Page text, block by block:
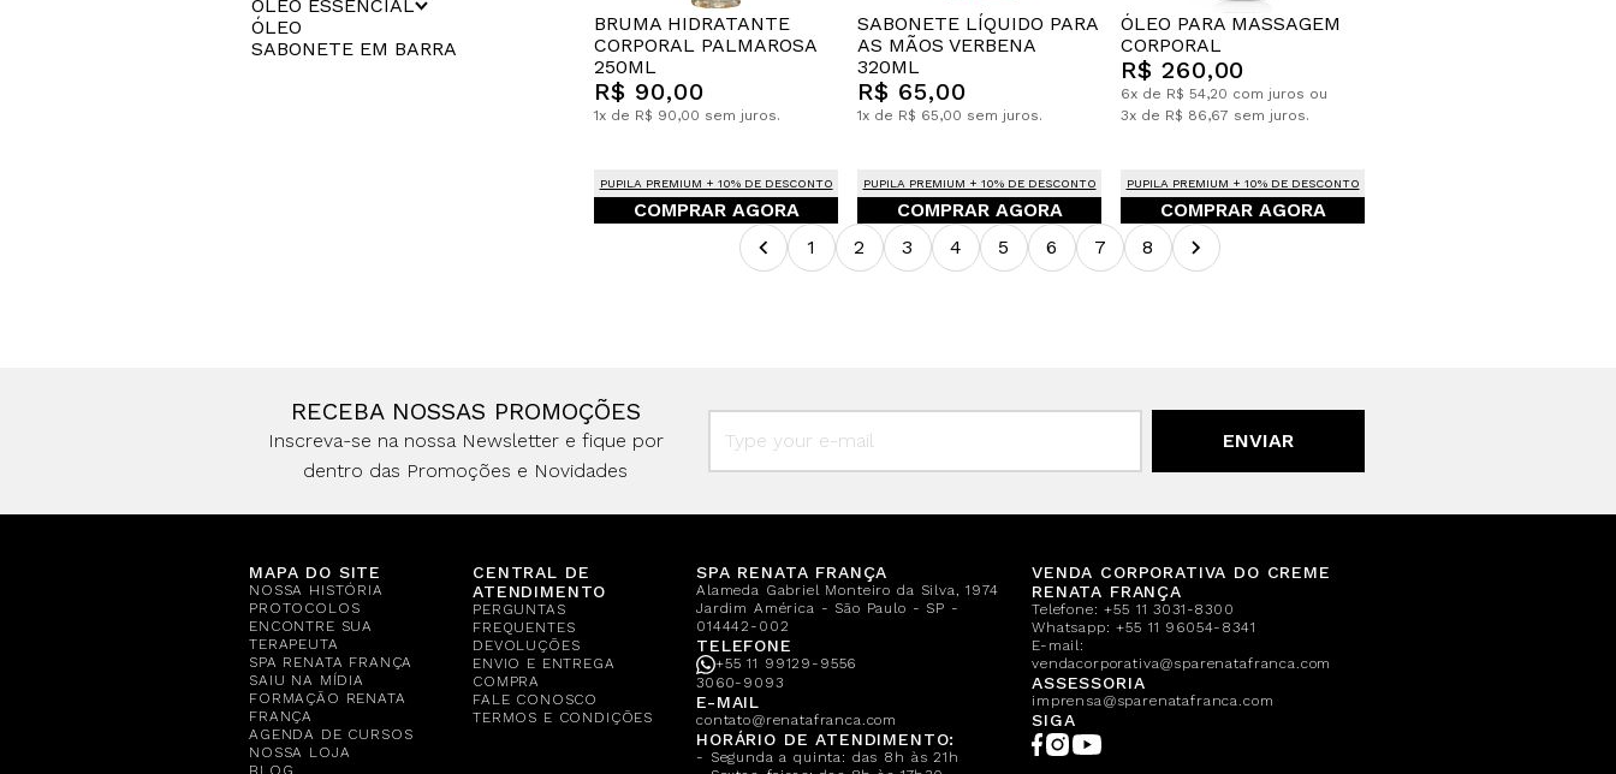
ÓLEO ESSENCIAL
ÓLEO
SABONETE EM BARRA
BRUMA HIDRATANTE
CORPORAL PALMAROSA
250ML
R$ 90,00
1x de R$ 90,00 sem juros.
PUPILA PREMIUM + 10% DE DESCONTO
COMPRAR AGORA
SABONETE LÍQUIDO PARA
AS MÃOS VERBENA
320ML
R$ 65,00
1x de R$ 65,00 sem juros.
PUPILA PREMIUM + 10% DE DESCONTO
COMPRAR AGORA
ÓLEO PARA MASSAGEM
CORPORAL
R$ 260,00
6x de R$ 54,20 com juros ou
3x de R$ 86,67 sem juros.
PUPILA PREMIUM + 10% DE DESCONTO
COMPRAR AGORA
1
2 3 4 5 6 7 8
RECEBA NOSSAS PROMOÇÕES
Inscreva-se na nossa Newsletter e fique por
dentro das Promoções e Novidades
ENVIAR
MAPA DO SITE
NOSSA HISTÓRIA
PROTOCOLOS
ENCONTRE SUA
TERAPEUTA
SPA RENATA FRANÇA
SAIU NA MÍDIA
FORMAÇÃO RENATA
FRANÇA
AGENDA DE CURSOS
NOSSA LOJA
BLOG
CENTRAL DE
ATENDIMENTO
PERGUNTAS
FREQUENTES
DEVOLUÇÕES
ENVIO E ENTREGA
COMPRA
FALE CONOSCO
TERMOS E CONDIÇÕES
SPA RENATA FRANÇA
Alameda Gabriel Monteiro da Silva, 1974
Jardim América - São Paulo - SP -
014442-002
TELEFONE
+55 11 99129-9556
3060-9093
E-MAIL
contato@renatafranca.com
HORÁRIO DE ATENDIMENTO:
- Segunda a quinta: das 8h às 21h
VENDA CORPORATIVA DO CREME
RENATA FRANÇA
Telefone:+55 11 3031-8300
Whatsapp:+55 11 96054-8341
E-mail:
vendacorporativa@sparenatafranca.com
ASSESSORIA
imprensa@sparenatafranca.com
SIGA